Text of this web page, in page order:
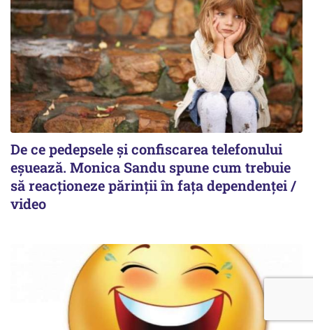
De ce pedepsele și confiscarea telefonului
eșuează. Monica Sandu spune cum trebuie
să reacționeze părinții în fața dependenței /
video